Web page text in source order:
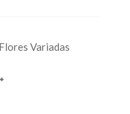
Variadas